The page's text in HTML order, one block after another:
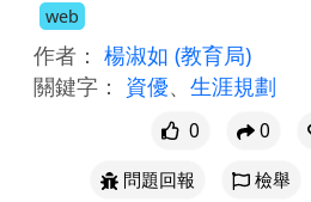
web
作者： 楊淑如 (教育局)
關鍵字： 資優、 生涯規劃
0 0
問題回報
檢舉